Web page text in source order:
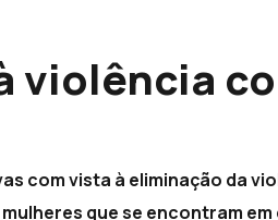
violência
com vista à eliminação da
que se encontram